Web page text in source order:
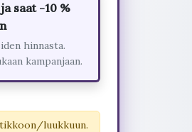
saat -10 %
hinnasta.
kampanjaan.
luukkuun.